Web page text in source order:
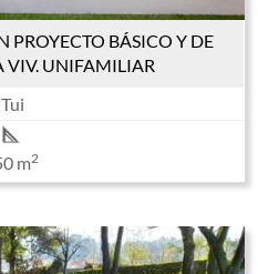
PROYECTO BÁSICO Y DE
VIV. UNIFAMILIAR
Tui
m2